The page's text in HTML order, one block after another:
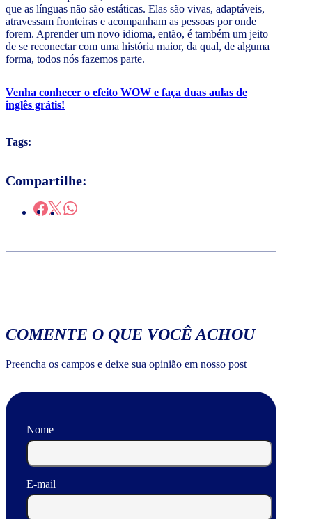
que as línguas não são estáticas. Elas são vivas, adaptáveis,
atravessam fronteiras e acompanham as pessoas por onde
forem. Aprender um novo idioma, então, é também um jeito
de se reconectar com uma história maior, da qual, de alguma
forma, todos nós fazemos parte.
Venha conhecer o efeito WOW e faça duas aulas de
inglês grátis!
Tags:
Compartilhe:
COMENTE O QUE VOCÊ ACHOU
Preencha os campos e deixe sua opinião em nosso post
Nome
E-mail